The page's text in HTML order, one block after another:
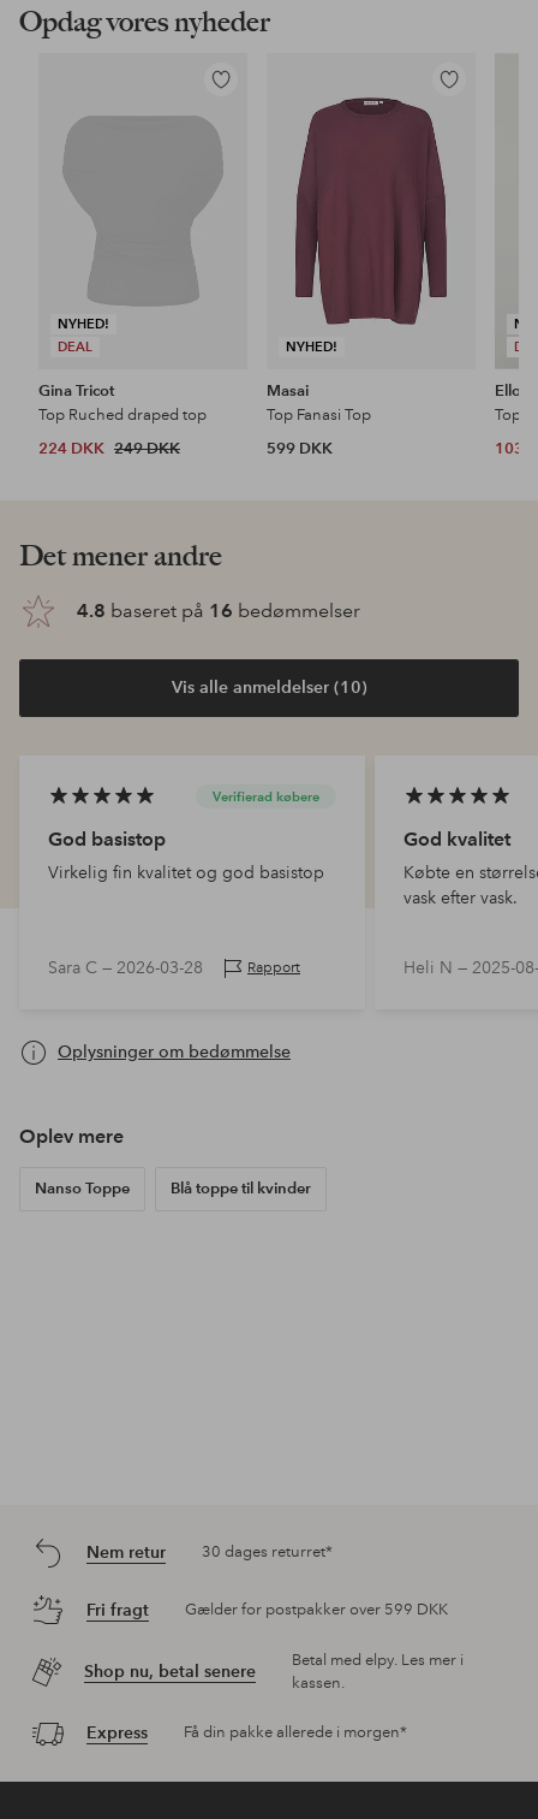
Opdag vores nyheder
NYHED!
DEAL
Tilføj
favoritter
Gina Tricot
Top Ruched draped top
224 DKK 249 DKK
NYHED!
Tilføj
favoritter
Masai
Top Fanasi Top
599 DKK
Ellos
Top
103
Det mener andre
4.8 baseret på 16 bedømmelser
Vis alle anmeldelser (10)
Verifierad købere
God basistop
Virkelig fin kvalitet og god basistop
Sara C — 2026-03-28 Rapport
God kvalitet
Købte en
vask efter vask.
Heli N — 2025-
Oplysninger om bedømmelse
Oplev mere
Nanso Toppe Blå toppe til kvinder
Nem retur 30 dages returret*
Fri fragt Gælder for postpakker over 599 DKK
Shop nu, betal senere
Betal med elpy. Les mer i
kassen.
Express Få din pakke allerede i morgen*